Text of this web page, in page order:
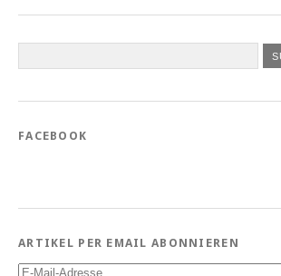
FACEBOOK
ARTIKEL PER EMAIL ABONNIEREN
E-